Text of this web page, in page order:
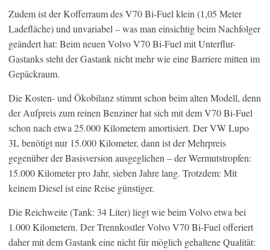
Zudem ist der Kofferraum des V70 Bi-Fuel klein (1,05 Meter
Ladefläche) und unvariabel – was man einsichtig beim Nachfolger
geändert hat: Beim neuen Volvo V70 Bi-Fuel mit Unterflur-
Gastanks steht der Gastank nicht mehr wie eine Barriere mitten im
Gepäckraum.
Die Kosten- und Ökobilanz stimmt schon beim alten Modell, denn
der Aufpreis zum reinen Benziner hat sich mit dem V70 Bi-Fuel
schon nach etwa 25.000 Kilometern amortisiert. Der VW Lupo
3L benötigt nur 15.000 Kilometer, dann ist der Mehrpreis
gegenüber der Basisversion ausgeglichen – der Wermutstropfen:
15.000 Kilometer pro Jahr, sieben Jahre lang. Trotzdem: Mit
keinem Diesel ist eine Reise günstiger.
Die Reichweite (Tank: 34 Liter) liegt wie beim Volvo etwa bei
1.000 Kilometern. Der Trennkostler Volvo V70 Bi-Fuel offeriert
daher mit dem Gastank eine nicht für möglich gehaltene Qualität: